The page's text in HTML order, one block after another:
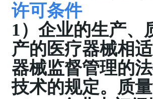
许可条件
1）企业的生产、
产的医疗器械相
器械监督管理的
技术的规定。质